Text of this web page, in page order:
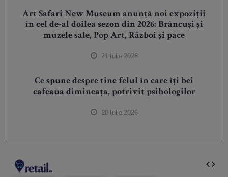
Art Safari New Museum anunță noi expoziții
în cel de-al doilea sezon din 2026: Brâncuși și
muzele sale, Pop Art, Război și pace
21 Iulie 2026
Ce spune despre tine felul în care îți bei
cafeaua dimineața, potrivit psihologilor
20 Iulie 2026